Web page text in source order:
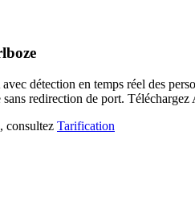
détection en temps réel des
redirection de port.
consultez Tarification